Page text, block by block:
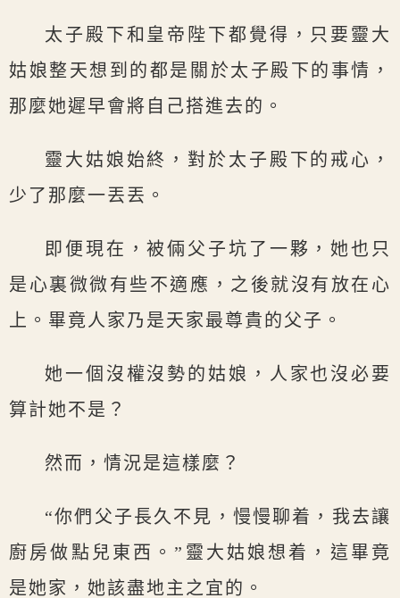
太子殿下和皇帝陛下都覺得，只要靈大
姑娘整天想到的都是關於太子殿下的事情，
那麼她遲早會將自己搭進去的。
靈大姑娘始終，對於太子殿下的戒心，
少了那麼一丟丟。
即便現在，被倆父子坑了一夥，她也只
是心裏微微有些不適應，之後就沒有放在心
上。畢竟人家乃是天家最尊貴的父子。
她一個沒權沒勢的姑娘，人家也沒必要
算計她不是？
然而，情況是這樣麼？
“你們父子長久不見，慢慢聊着，我去讓
廚房做點兒東西。”靈大姑娘想着，這畢竟
是她家，她該盡地主之宜的。